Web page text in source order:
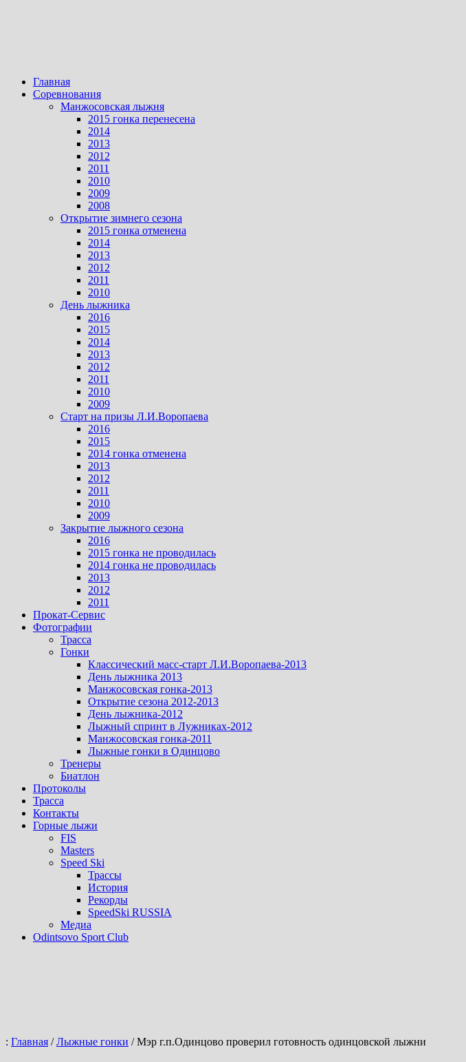
Главная
Соревнования
Манжосовская лыжня
2015 гонка перенесена
2014
2013
2012
2011
2010
2009
2008
Открытие зимнего сезона
2015 гонка отменена
2014
2013
2012
2011
2010
День лыжника
2016
2015
2014
2013
2012
2011
2010
2009
Старт на призы Л.И.Воропаева
2016
2015
2014 гонка отменена
2013
2012
2011
2010
2009
Закрытие лыжного сезона
2016
2015 гонка не проводилась
2014 гонка не проводилась
2013
2012
2011
Прокат-Сервис
Фотографии
Трасса
Гонки
Классический масс-старт Л.И.Воропаева-2013
День лыжника 2013
Манжосовская гонка-2013
Открытие сезона 2012-2013
День лыжника-2012
Лыжный спринт в Лужниках-2012
Манжосовская гонка-2011
Лыжные гонки в Одинцово
Тренеры
Биатлон
Протоколы
Трасса
Контакты
Горные лыжи
FIS
Masters
Speed Ski
Трассы
История
Рекорды
SpeedSki RUSSIA
Медиа
Odintsovo Sport Club
: Главная / Лыжные гонки /Мэр г.п.Одинцово проверил готовность одинцовской лыжни